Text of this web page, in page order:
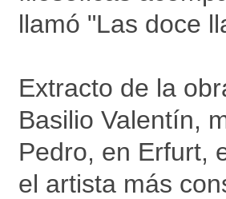
llamó "Las doce
Extracto de la
Basilio Valentín,
Pedro, en Erfurt,
el artista más